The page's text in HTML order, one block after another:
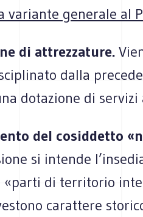
variante generale al
di attrezzature.
dalla
dotazione di
del cosiddetto
si intende
«parti di territorio
carattere